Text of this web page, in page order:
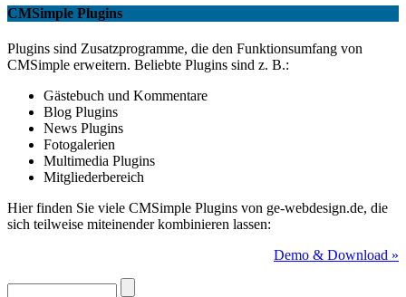
CMSimple Plugins
Plugins sind Zusatzprogramme, die den Funktionsumfang von
CMSimple erweitern. Beliebte Plugins sind z. B.:
Gästebuch und Kommentare
Blog Plugins
News Plugins
Fotogalerien
Multimedia Plugins
Mitgliederbereich
Hier finden Sie viele CMSimple Plugins von ge-webdesign.de, die
sich teilweise miteinender kombinieren lassen:
Demo & Download »